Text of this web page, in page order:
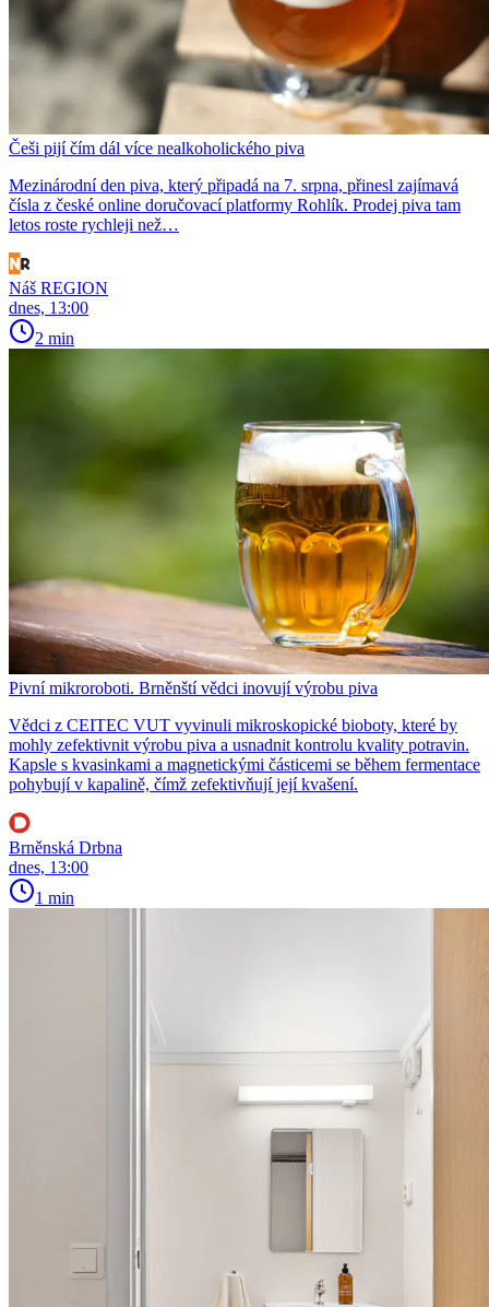
Češi pijí čím dál více nealkoholického piva
Mezinárodní den piva, který připadá na 7. srpna, přinesl zajímavá
čísla z české online doručovací platformy Rohlík. Prodej piva tam
letos roste rychleji než…
Náš REGION
dnes, 13:00
2 min
Pivní mikroroboti. Brněnští vědci inovují výrobu piva
Vědci z CEITEC VUT vyvinuli mikroskopické bioboty, které by
mohly zefektivnit výrobu piva a usnadnit kontrolu kvality potravin.
Kapsle s kvasinkami a magnetickými částicemi se během fermentace
pohybují v kapalině, čímž zefektivňují její kvašení.
Brněnská Drbna
dnes, 13:00
1 min